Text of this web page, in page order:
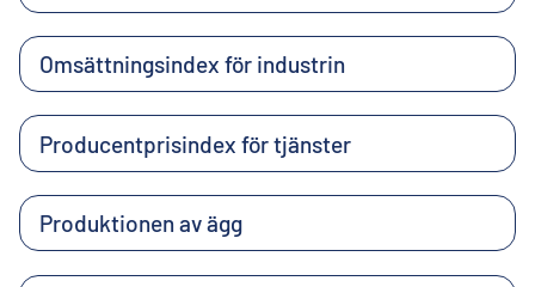
Omsättningsindex för industrin
Producentprisindex för tjänster
Produktionen av ägg